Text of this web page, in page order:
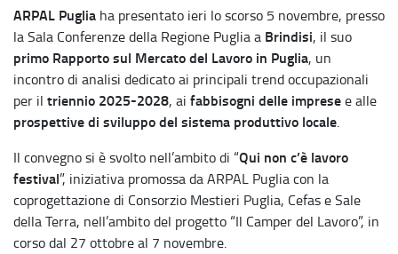
ARPAL Puglia ha presentato ieri lo scorso 5 novembre, presso
la Sala Conferenze della Regione Puglia a Brindisi, il suo
primo Rapporto sul Mercato del Lavoro in Puglia, un
incontro di analisi dedicato ai principali trend occupazionali
per il triennio 2025-2028, ai fabbisogni delle impresee alle
prospettive di sviluppo del sistema produttivo locale.
Il convegno si è svolto nell’ambito di “Qui non c’è lavoro
festival”, iniziativa promossa da ARPAL Puglia con la
coprogettazione di Consorzio Mestieri Puglia, Cefas e Sale
della Terra, nell’ambito del progetto “Il Camper del Lavoro”, in
corso dal 27 ottobre al 7 novembre.